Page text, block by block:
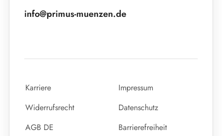
info@primus-muenzen.de
Karriere
Impressum
Widerrufsrecht
Datenschutz
AGB DE
Barrierefreiheit